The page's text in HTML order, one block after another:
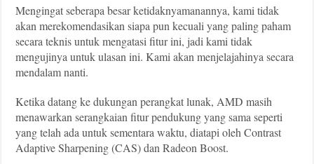
Mengingat seberapa besar ketidaknyamanannya, kami tidak
akan merekomendasikan siapa pun kecuali yang paling paham
secara teknis untuk mengatasi fitur ini, jadi kami tidak
mengujinya untuk ulasan ini. Kami akan menjelajahinya secara
mendalam nanti.
Ketika datang ke dukungan perangkat lunak, AMD masih
menawarkan serangkaian fitur pendukung yang sama seperti
yang telah ada untuk sementara waktu, diatapi oleh Contrast
Adaptive Sharpening (CAS) dan Radeon Boost.